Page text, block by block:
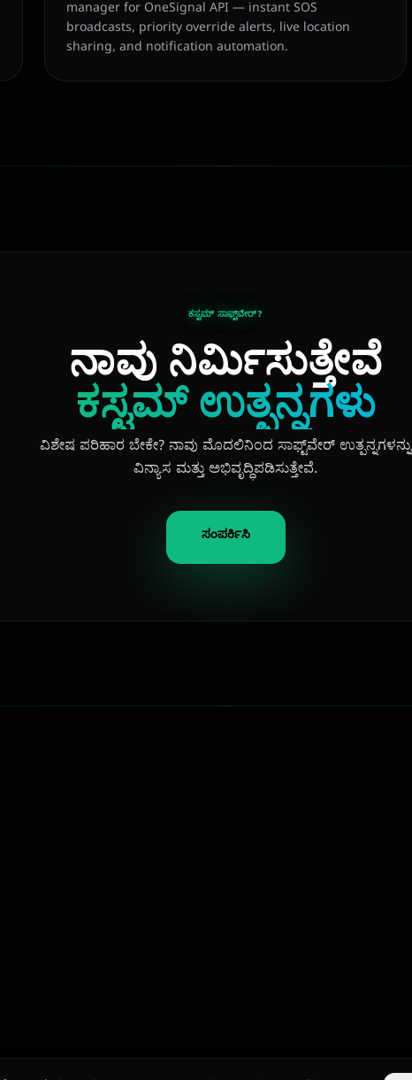
manager for OneSignal API — instant SOS
broadcasts, priority override alerts, live location
sharing, and notification automation.
ಕಸ್ಟಮ್ ಸಾಫ್ಟ್‌ವೇರ್?
ನಾವು ನಿರ್ಮಿಸುತ್ತೇವೆ
ಕಸ್ಟಮ್ ಉತ್ಪನ್ನಗಳು
ವಿಶೇಷ ಪರಿಹಾರ ಬೇಕೇ? ನಾವು ಮೊದಲಿನಿಂದ ಸಾಫ್ಟ್‌ವೇರ್ ಉತ್ಪನ್ನಗಳನ್ನು
ವಿನ್ಯಾಸ ಮತ್ತು ಅಭಿವೃದ್ಧಿಪಡಿಸುತ್ತೇವೆ.
ಸಂಪರ್ಕಿಸಿ